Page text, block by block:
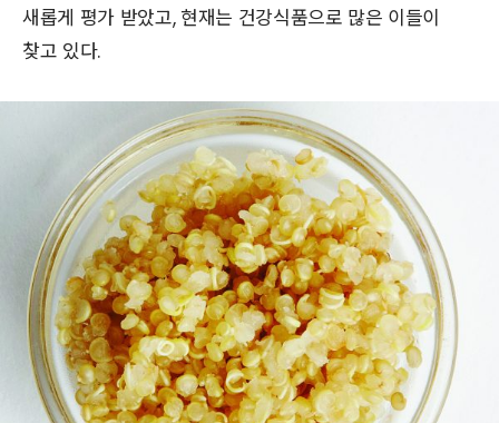
새롭게 평가 받았고, 현재는 건강식품으로 많은 이들이
찾고 있다.